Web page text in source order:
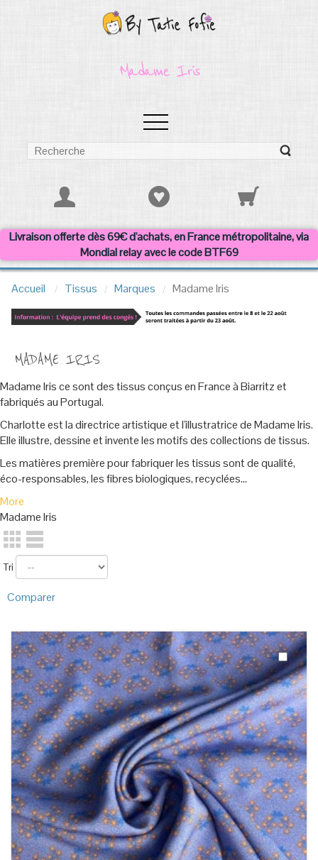
Madame Iris
Livraison offerte dès 69€ d'achats, en France métropolitaine, via
Mondial relay avec le code BTF69
Accueil Tissus Marques Madame Iris
MADAME IRIS
Madame Iris ce sont des tissus conçus en France à Biarritz et
fabriqués au Portugal.
Charlotte est la directrice artistique et l'illustratrice de Madame Iris.
Elle illustre, dessine et invente les motifs des collections de tissus.
Lesmatières première pour fabriquer les tissus sont de qualité,
éco-responsables, les fibres biologiques, recyclées...
More
Madame Iris
Tri